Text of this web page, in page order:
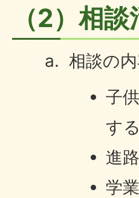
（2）相
相談の
子
す
進
学